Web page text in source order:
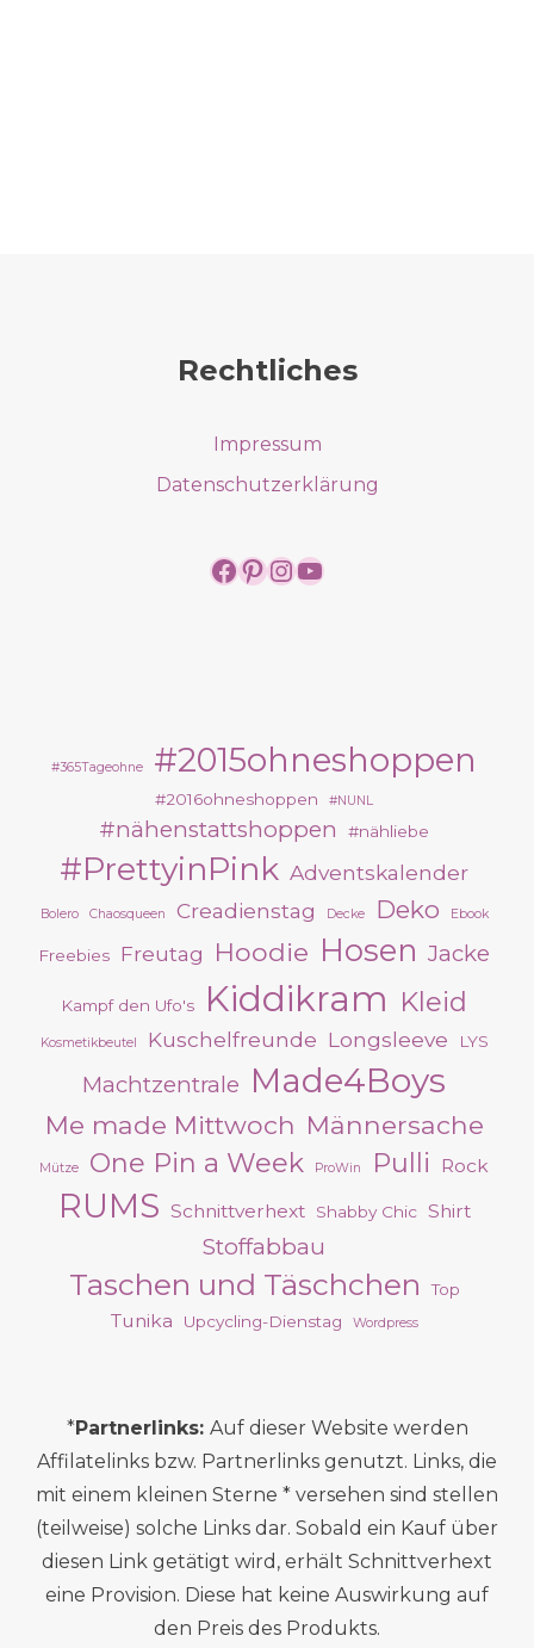
Rechtliches
Impressum
Datenschutzerklärung
https://
https://
https://
https://
#365Tageohne #2015ohneshoppen
#2016ohneshoppen #NUNL
#nähenstattshoppen #nähliebe
#PrettyinPink Adventskalender
Bolero Chaosqueen Creadienstag Decke Deko Ebook
Freebies Freutag Hoodie Hosen Jacke
Kampf den Ufo's Kiddikram Kleid
Kosmetikbeutel Kuschelfreunde Longsleeve LYS
Machtzentrale Made4Boys
Me made Mittwoch Männersache
Mütze One Pin a Week ProWin Pulli Rock
RUMS Schnittverhext Shabby Chic Shirt
Stoffabbau
Taschen und Täschchen Top
Tunika Upcycling-Dienstag Wordpress
*Partnerlinks: Auf dieser Website werden
Affilatelinks bzw. Partnerlinks genutzt. Links, die
mit einem kleinen Sterne * versehen sind stellen
(teilweise) solche Links dar. Sobald ein Kauf über
diesen Link getätigt wird, erhält Schnittverhext
eine Provision. Diese hat keine Auswirkung auf
den Preis des Produkts.